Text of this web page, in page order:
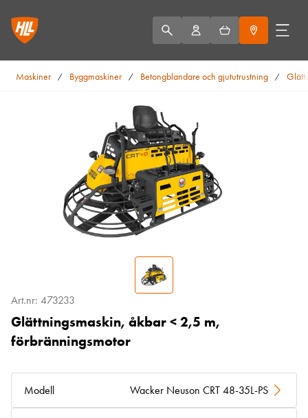
Maskiner / Byggmaskiner / Betongblandare och gjututrustning /
Art.nr: 473233
Glättningsmaskin, åkbar < 2,5 m,
förbränningsmotor
Modell Wacker Neuson CRT 48-35L-PS